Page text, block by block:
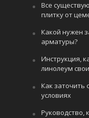
Все
плитку от
Какой нужен
арматуры?
Инструкция,
линолеум
Как заточить
условиях
Руководство,